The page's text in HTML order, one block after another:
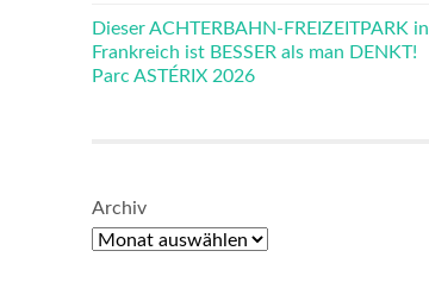
Dieser ACHTERBAHN-FREIZEITPARK in
Frankreich ist BESSER als man DENKT!
Parc ASTÉRIX 2026
Archiv